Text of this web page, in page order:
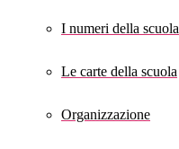
I numeri della scuola
Le carte della scuola
Organizzazione